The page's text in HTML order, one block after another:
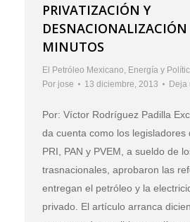
PRIVATIZACIÓN Y
DESNACIONALIZACIÓN
MINUTOS
El Petróleo Mexicano Energía y
Por jose 13 diciembre, 2013 Deja
Por: Víctor Rodríguez Padilla
da cuenta como los legisladores
PRI, PAN y PVEM, a sueldo de
trasnacionales, aprobaron las
entregan el petróleo y la
privado. El artículo arranca